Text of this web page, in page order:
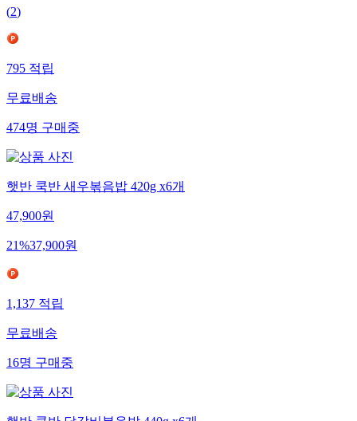
(2)
795적립
무료배송
474명구매중
햇반 쿡반 새우볶음밥 420g x6개
47,900원
21%37,900원
1,137적립
무료배송
16명구매중